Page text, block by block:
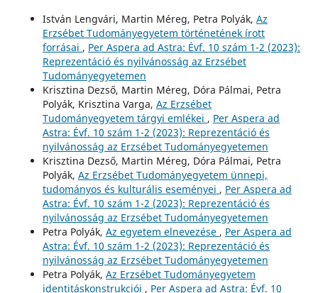
István Lengvári, Martin Méreg, Petra Polyák, Az
Erzsébet Tudományegyetem történetének írott
forrásai , Per Aspera ad Astra: Évf. 10 szám 1-2 (2023):
Reprezentáció és nyilvánosság az Erzsébet
Tudományegyetemen
Krisztina Dezső, Martin Méreg, Dóra Pálmai, Petra
Polyák, Krisztina Varga, Az Erzsébet
Tudományegyetem tárgyi emlékei , Per Aspera ad
Astra: Évf. 10 szám 1-2 (2023): Reprezentáció és
nyilvánosság az Erzsébet Tudományegyetemen
Krisztina Dezső, Martin Méreg, Dóra Pálmai, Petra
Polyák, Az Erzsébet Tudományegyetem ünnepi,
tudományos és kulturális eseményei , Per Aspera ad
Astra: Évf. 10 szám 1-2 (2023): Reprezentáció és
nyilvánosság az Erzsébet Tudományegyetemen
Petra Polyák, Az egyetem elnevezése , Per Aspera ad
Astra: Évf. 10 szám 1-2 (2023): Reprezentáció és
nyilvánosság az Erzsébet Tudományegyetemen
Petra Polyák, Az Erzsébet Tudományegyetem
identitáskonstrukciói , Per Aspera ad Astra: Évf. 10